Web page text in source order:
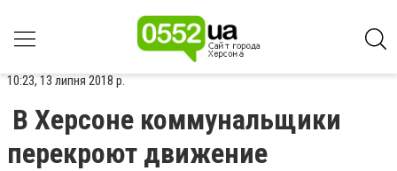
10:23, 13 липня 2018 р.
В Херсоне коммунальщики
перекроют движение